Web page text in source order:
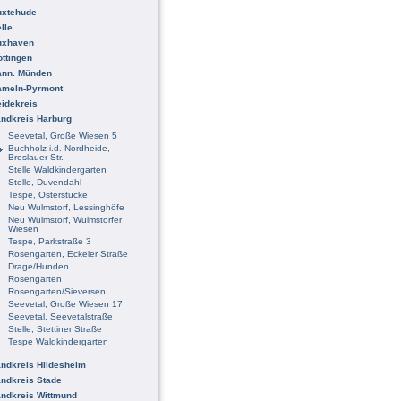
Münden
Pyrmont
Harburg
Seevetal, Große Wiesen 5
Buchholz i.d. Nordheide,
Breslauer Str.
Stelle Waldkindergarten
Stelle, Duvendahl
Tespe, Osterstücke
Neu Wulmstorf, Lessinghöfe
Neu Wulmstorf, Wulmstorfer
Wiesen
Tespe, Parkstraße 3
Rosengarten, Eckeler Straße
Drage/Hunden
Rosengarten
Rosengarten/Sieversen
Seevetal, Große Wiesen 17
Seevetal, Seevetalstraße
Stelle, Stettiner Straße
Tespe Waldkindergarten
Hildesheim
Stade
Wittmund